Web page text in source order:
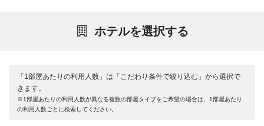
ホテルを選択する
「1部屋あたりの利用人数」は「こだわり条件で絞り込む」から選択で
きます。
※1部屋あたりの利用人数が異なる複数の部屋タイプをご希望の場合は、1部屋あたり
の利用人数ごとに検索してください。